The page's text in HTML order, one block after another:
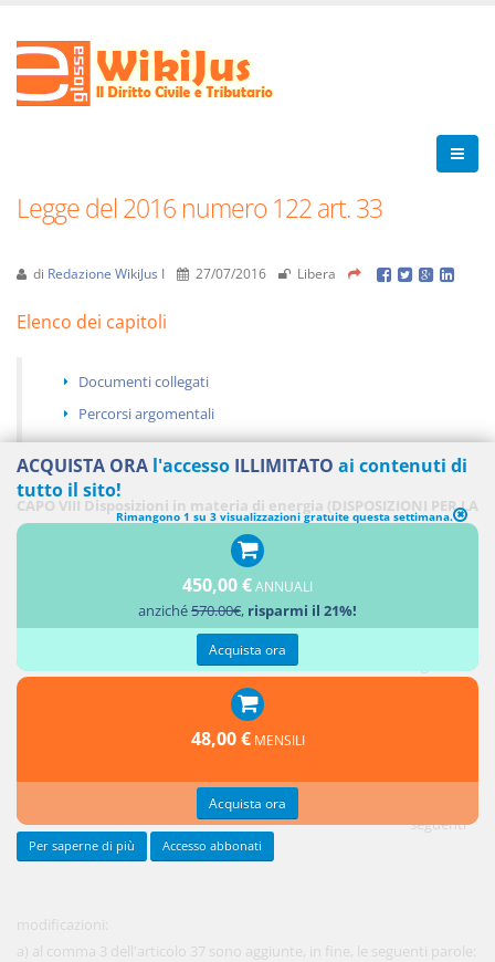
Legge del 2016 numero 122 art. 33
di Redazione WikiJus I 27/07/2016 Libera
Elenco dei capitoli
Documenti collegati
Percorsi argomentali
CAPO VIII Disposizioni in materia di energia (DISPOSIZIONI PER LA
CORRETTA ATTUAZIONE DEL TERZO PACCHETTO ENERGIA.
PROCEDURA DI INFRAZIONE 2014/2286)
legislativo
seguenti
modificazioni:
a) al comma 3 dell'articolo 37 sono aggiunte, in fine, le seguenti parole:
ACQUISTA ORA l'accesso ILLIMITATO ai contenuti di
tutto il sito!
Rimangono 1 su 3 visualizzazioni gratuite questa settimana.
450,00 €ANNUALI
anziché570.00€, risparmi il 21%!
Acquista ora
48,00 € MENSILI
Acquista ora
Per saperne di più Accesso abbonati